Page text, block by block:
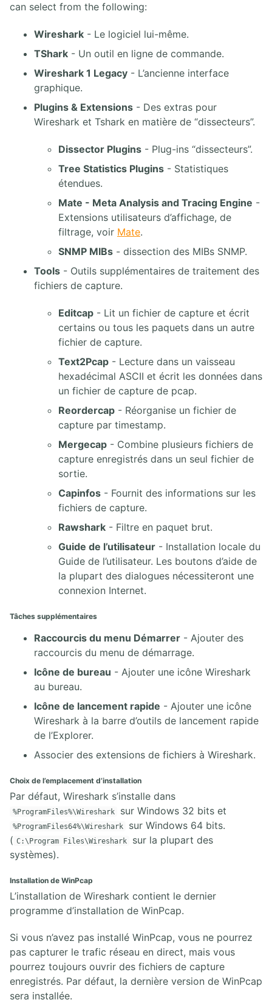
can select from the following:
Wireshark - Le logiciel lui-même.
TShark - Un outil en ligne de commande.
Wireshark 1 Legacy - L’ancienne interface
graphique.
Plugins & Extensions - Des extras pour
Wireshark et Tshark en matière de “dissecteurs”.
Dissector Plugins - Plug-ins “dissecteurs”.
Tree Statistics Plugins - Statistiques
étendues.
Mate - Meta Analysis and Tracing Engine -
Extensions utilisateurs d’affichage, de
filtrage, voir Mate.
SNMP MIBs - dissection des MIBs SNMP.
Tools - Outils supplémentaires de traitement des
fichiers de capture.
Editcap - Lit un fichier de capture et écrit
certains ou tous les paquets dans un autre
fichier de capture.
Text2Pcap - Lecture dans un vaisseau
hexadécimal ASCII et écrit les données dans
un fichier de capture de pcap.
Reordercap - Réorganise un fichier de
capture par timestamp.
Mergecap - Combine plusieurs fichiers de
capture enregistrés dans un seul fichier de
sortie.
Capinfos - Fournit des informations sur les
fichiers de capture.
Rawshark - Filtre en paquet brut.
Guide de l’utilisateur - Installation locale du
Guide de l’utilisateur. Les boutons d’aide de
la plupart des dialogues nécessiteront une
connexion Internet.
Tâches supplémentaires
Raccourcis du menu Démarrer - Ajouter des
raccourcis du menu de démarrage.
Icône de bureau - Ajouter une icône Wireshark
au bureau.
Icône de lancement rapide - Ajouter une icône
Wireshark à la barre d’outils de lancement rapide
de l’Explorer.
Associer des extensions de fichiers à Wireshark.
Choix de l’emplacement d’installation
Par défaut, Wireshark s’installe dans
%ProgramFiles%\Wireshark sur Windows 32 bits et
%ProgramFiles64%\Wireshark
sur Windows 64 bits.
( C:\Program Files\Wireshark
sur la plupart des
systèmes).
Installation de WinPcap
L’installation de Wireshark contient le dernier
programme d’installation de WinPcap.
Si vous n’avez pas installé WinPcap, vous ne pourrez
pas capturer le trafic réseau en direct, mais vous
pourrez toujours ouvrir des fichiers de capture
enregistrés. Par défaut, la dernière version de WinPcap
sera installée.